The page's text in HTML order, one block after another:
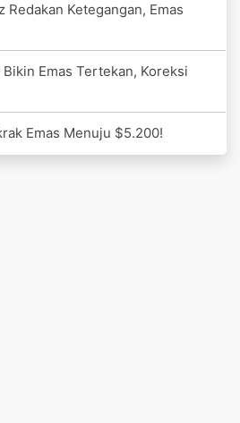
Redakan Ketegangan, Emas
Bikin Emas Tertekan, Koreksi
Emas Menuju $5.200!